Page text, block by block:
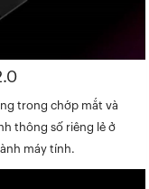
trong chớp mắt và
thông số riêng lẻ ở
máy tính.